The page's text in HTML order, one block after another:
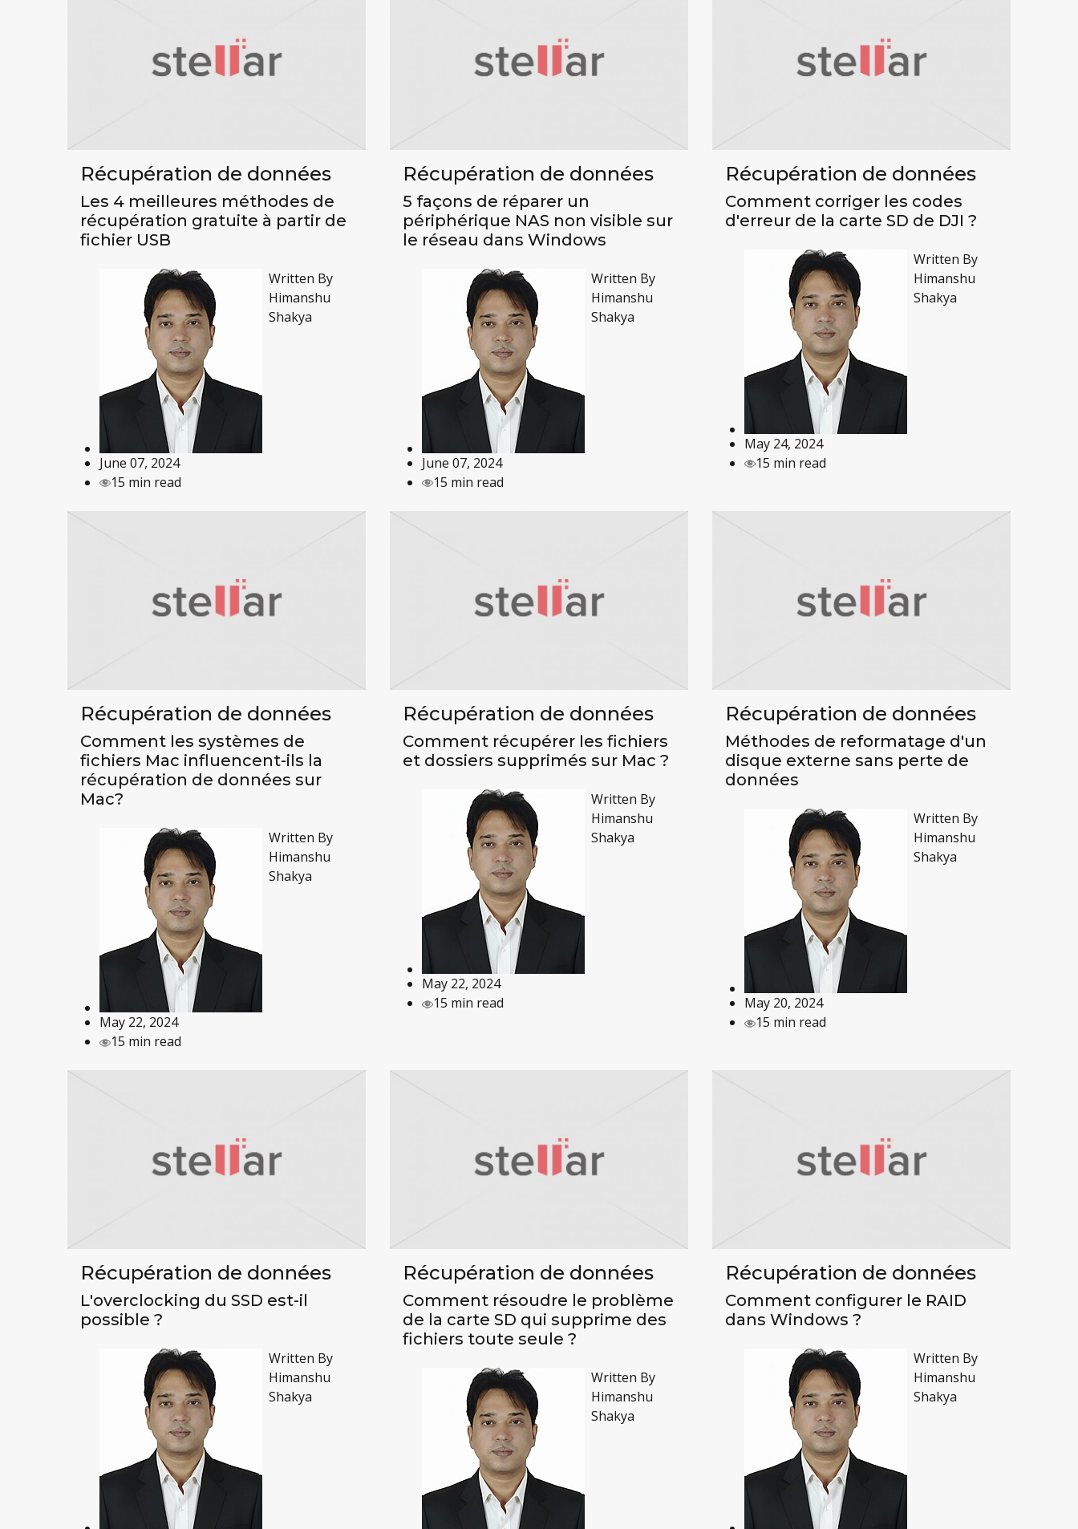
Récupération de données
Les 4 meilleures méthodes de
récupération gratuite à partir de
fichier USB
Written By
Himanshu
Shakya
June 07, 2024
15 min read
Récupération de données
5 façons de réparer un
périphérique NAS non visible sur
le réseau dans Windows
Written By
Himanshu
Shakya
June 07, 2024
15 min read
Récupération de données
Comment corriger les codes
d'erreur de la carte SD de DJI ?
Written By
Himanshu
Shakya
May 24, 2024
15 min read
Récupération de données
Comment les systèmes de
fichiers Mac influencent-ils la
récupération de données sur
Mac?
Written By
Himanshu
Shakya
May 22, 2024
15 min read
Récupération de données
Comment récupérer les fichiers
et dossiers supprimés sur Mac ?
Written By
Himanshu
Shakya
May 22, 2024
15 min read
Récupération de données
Méthodes de reformatage d'un
disque externe sans perte de
données
Written By
Himanshu
Shakya
May 20, 2024
15 min read
Récupération de données
L'overclocking du SSD est-il
possible ?
Written By
Himanshu
Shakya
Récupération de données
Comment résoudre le problème
de la carte SD qui supprime des
fichiers toute seule ?
Written By
Himanshu
Shakya
Récupération de données
Comment configurer le RAID
dans Windows ?
Written By
Himanshu
Shakya